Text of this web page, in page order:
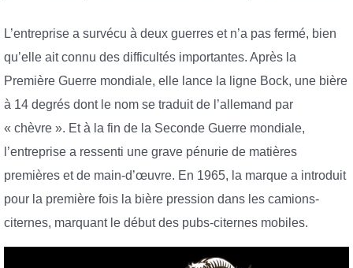
L’entreprise a survécu à deux guerres et n’a pas fermé, bien
qu’elle ait connu des difficultés importantes. Après la
Première Guerre mondiale, elle lance la ligne Bock, une bière
à 14 degrés dont le nom se traduit de l’allemand par
« chèvre ». Et à la fin de la Seconde Guerre mondiale,
l’entreprise a ressenti une grave pénurie de matières
premières et de main-d’œuvre. En 1965, la marque a introduit
pour la première fois la bière pression dans les camions-
citernes, marquant le début des pubs-citernes mobiles.